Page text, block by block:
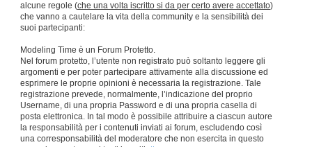
alcune regole (che una volta iscritto si da per certo avere accettato)
che vanno a cautelare la vita della community e la sensibilità dei
suoi partecipanti:
Modeling Time è un Forum Protetto.
Nel forum protetto, l’utente non registrato può soltanto leggere gli
argomenti e per poter partecipare attivamente alla discussione ed
esprimere le proprie opinioni è necessaria la registrazione. Tale
registrazione prevede, normalmente, l’indicazione del proprio
Username, di una propria Password e di una propria casella di
posta elettronica. In tal modo è possibile attribuire a ciascun autore
la responsabilità per i contenuti inviati ai forum, escludendo così
una corresponsabilità del moderatore che non esercita in questo